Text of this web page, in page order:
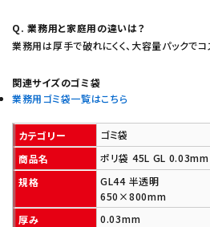
Q. 業務用と家庭用の違いは？
業務用は厚手で破れにくく、大容量パックで
関連サイズのゴミ袋
業務用ゴミ袋一覧はこちら
カテゴリー
ゴミ袋
商品名
ポリ袋 45L GL 0.03mm
規格
GL44 半透明
650×800mm
厚み
0.03mm